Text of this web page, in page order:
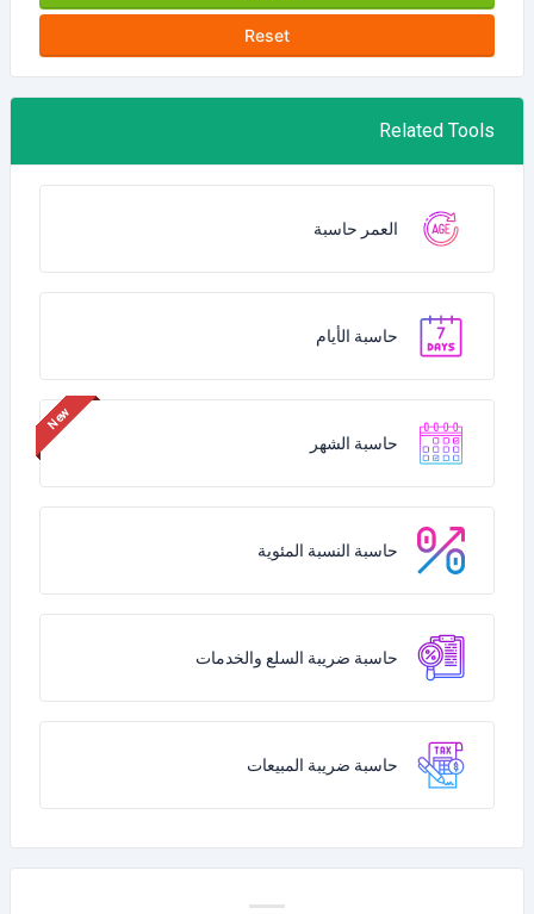
Reset
Related Tools
العمر حاسبة
حاسبة الأيام
حاسبة الشهر
حاسبة النسبة المئوية
حاسبة ضريبة السلع والخدمات
حاسبة ضريبة المبيعات